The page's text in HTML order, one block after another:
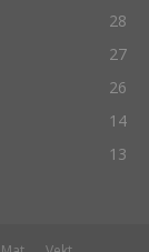
28
27
26
14
13